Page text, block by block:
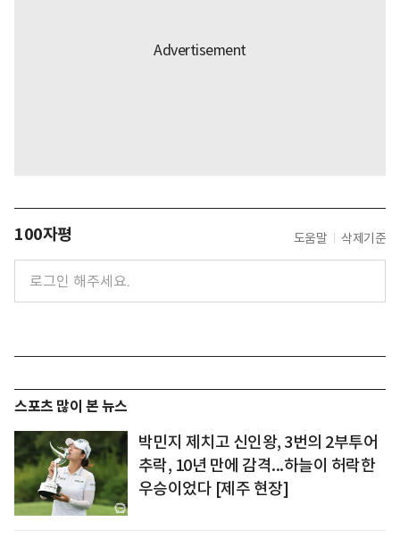
100자평 도움말 삭제기준
스포츠 많이 본 뉴스
박민지 제치고 신인왕, 3번의 2부투어
추락, 10년 만에 감격...하늘이 허락한
우승이었다 [제주 현장]